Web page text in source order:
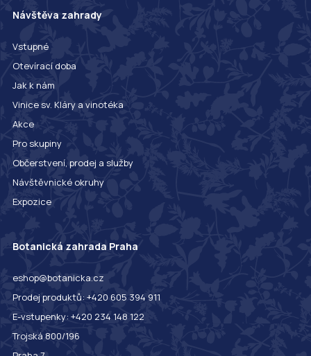
Návštěva zahrady
Vstupné
Otevírací doba
Jak k nám
Vinice sv. Kláry a vinotéka
Akce
Pro skupiny
Občerstvení, prodej a služby
Návštěvnické okruhy
Expozice
Botanická zahrada Praha
eshop@botanicka.cz
Prodej produktů: +420 605 394 911
E-vstupenky: +420 234 148 122
Trojská 800/196